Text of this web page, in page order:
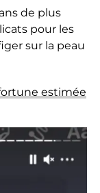
de plus
pour les
sur la peau
estimée